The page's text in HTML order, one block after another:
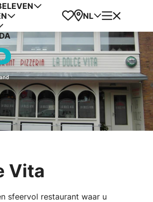
Favorieten
Kaart
NL Menu
Vita
sfeervol restaurant waar u